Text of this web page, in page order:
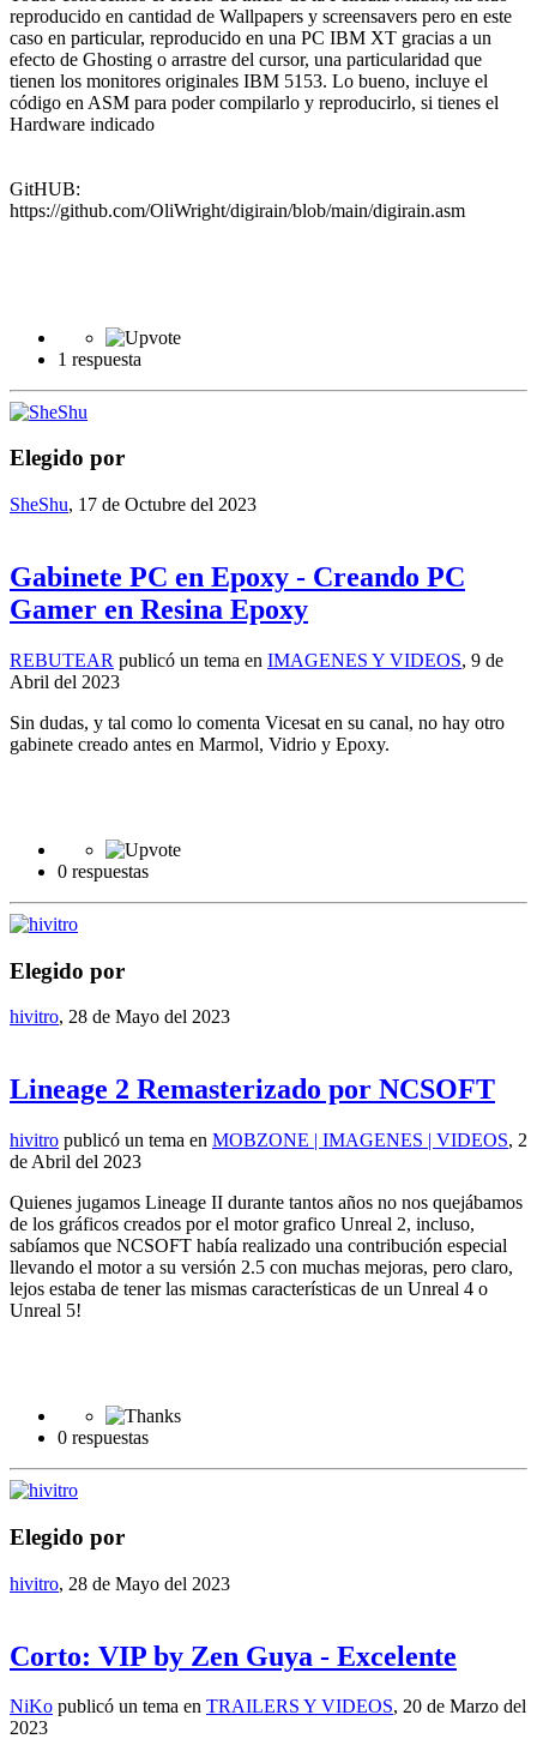
reproducido en cantidad de Wallpapers y screensavers pero en este
caso en particular, reproducido en una PC IBM XT gracias a un
efecto de Ghosting o arrastre del cursor, una particularidad que
tienen los monitores originales IBM 5153. Lo bueno, incluye el
código en ASM para poder compilarlo y reproducirlo, si tienes el
Hardware indicado
GitHUB:
https://github.com/OliWright/digirain/blob/main/digirain.asm
1 respuesta
Elegido por
SheShu, 17 de Octubre del 2023
Gabinete PC en Epoxy - Creando PC
Gamer en Resina Epoxy
REBUTEAR publicó un tema en IMAGENES Y VIDEOS, 9 de
Abril del 2023
Sin dudas, y tal como lo comenta Vicesat en su canal, no hay otro
gabinete creado antes en Marmol, Vidrio y Epoxy.
0 respuestas
Elegido por
hivitro, 28 de Mayo del 2023
Lineage 2 Remasterizado por NCSOFT
hivitro publicó un tema en MOBZONE | IMAGENES | VIDEOS, 2
de Abril del 2023
Quienes jugamos Lineage II durante tantos años no nos quejábamos
de los gráficos creados por el motor grafico Unreal 2, incluso,
sabíamos que NCSOFT había realizado una contribución especial
llevando el motor a su versión 2.5 con muchas mejoras, pero claro,
lejos estaba de tener las mismas características de un Unreal 4 o
Unreal 5!
0 respuestas
Elegido por
hivitro, 28 de Mayo del 2023
Corto: VIP by Zen Guya - Excelente
NiKo publicó un tema en TRAILERS Y VIDEOS, 20 de Marzo del
2023